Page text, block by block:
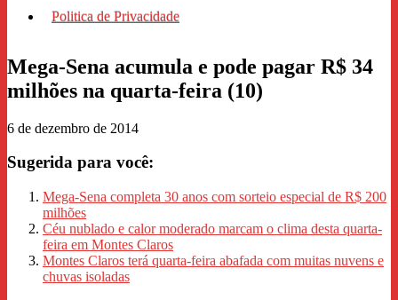
Politica de Privacidade
Mega-Sena acumula e pode pagar R$ 34
milhões na quarta-feira (10)
6 de dezembro de 2014
Sugerida para você:
Mega-Sena completa 30 anos com sorteio especial de R$ 200
milhões
Céu nublado e calor moderado marcam o clima desta quarta-
feira em Montes Claros
Montes Claros terá quarta-feira abafada com muitas nuvens e
chuvas isoladas